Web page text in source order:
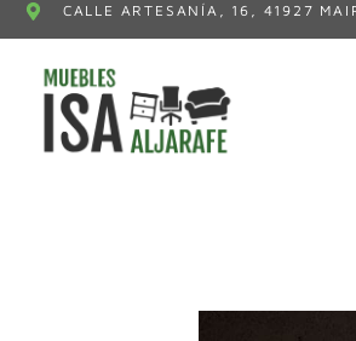
CALLE ARTESANÍA, 16, 41927